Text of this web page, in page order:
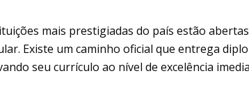
mais prestigiadas do país estão
Existe um caminho oficial que entrega
seu currículo ao nível de excelência